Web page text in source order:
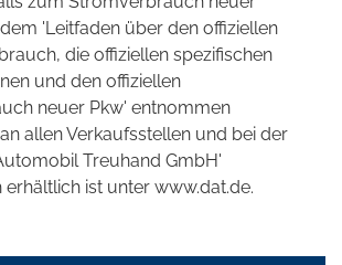
'Leitfaden über den offiziellen
die offiziellen spezifischen
und den offiziellen
neuer Pkw' entnommen
allen Verkaufsstellen und bei der
Treuhand GmbH'
ist unter www.dat.de.